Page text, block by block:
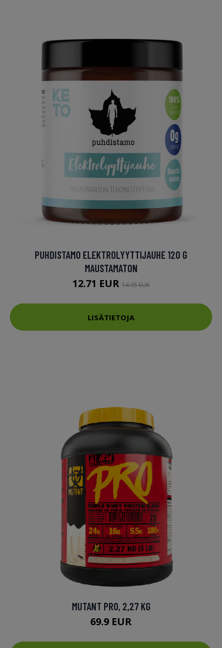
PUHDISTAMO ELEKTROLYYTTIJAUHE 120 G
MAUSTAMATON
12.71 EUR 14.95 EUR
LISÄTIETOJA
MUTANT PRO, 2,27 KG
69.9 EUR